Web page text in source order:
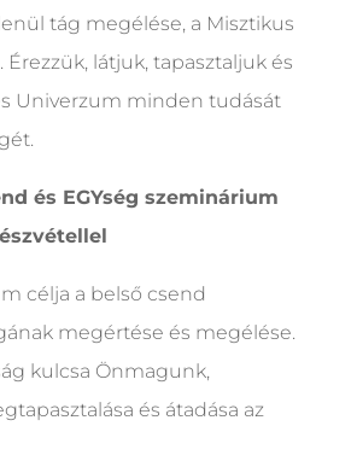
tág megélése, a Misztikus
Érezzük, látjuk, tapasztaljuk és
Univerzum minden tudását
és EGYség szeminárium
célja a belső csend
megértése és megélése.
kulcsa Önmagunk,
és átadása az